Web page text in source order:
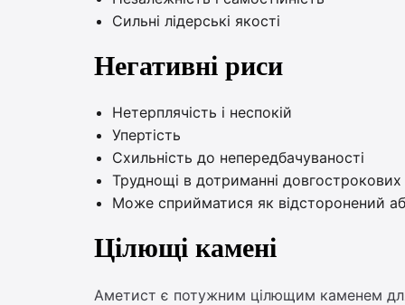
Сильні лідерські якості
Негативні риси
Нетерплячість і неспокій
Упертість
Схильність до непередбачуваності
Труднощі в дотриманні
Може сприйматися як відсторонений
Цілющі камені
Аметист є потужним цілющим каменем